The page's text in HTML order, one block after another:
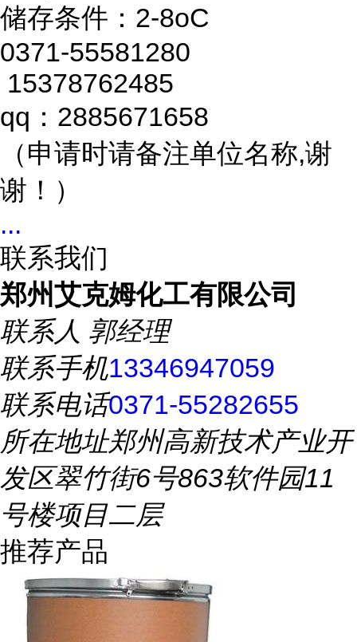
储存条件：2-8oC
0371-55581280
15378762485
qq：2885671658
（申请时请备注单位名称,谢
谢！）
...
联系我们
郑州艾克姆化工有限公司
联系人 郭经理
联系手机13346947059
联系电话0371-55282655
所在地址郑州高新技术产业开
发区翠竹街6号863软件园11
号楼项目二层
推荐产品